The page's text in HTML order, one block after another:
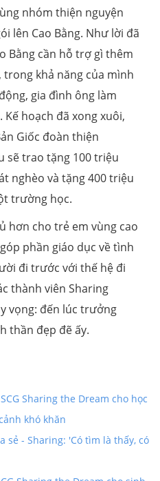
nhóm thiện nguyện
lên Cao Bằng. Như lời đã
Bằng cần hỗ trợ gì thêm
trong khả năng của mình
gia đình ông làm
hoạch đã xong xuôi,
Giốc đoàn thiện
sẽ trao tặng 100 triệu
nghèo và tặng 400 triệu
trường học.
hơn cho trẻ em vùng cao
phần giáo dục về tình
đi trước với thế hệ đi
thành viên Sharing
vọng: đến lúc trưởng
thần đẹp đẽ ấy.
Sharing the Dream cho học
khó khăn
sẻ - Sharing: 'Có tìm là thấy, có